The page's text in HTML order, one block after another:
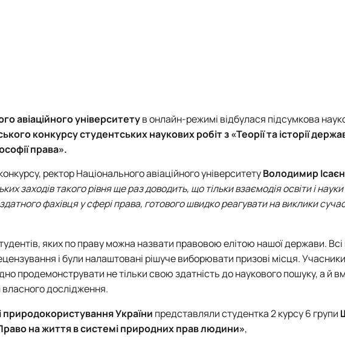
авіаційного університетув онлайн-режимі відбулася підсумкова
конкурсу студентських наукових робіт з «Теорії та історії
права».
ректор Національного авіаційного університетуВолодимир
заходів такого рівня ще раз доводить, що тільки взаємодія освіти і науки
фахівця у сфері права, готового швидко реагувати на виклики
яких по праву можна назвати правовою елітою нашої держави. Всі
і були налаштовані рішуче виборювати призові місця.
продемонструвати не тільки свою здатність до наукового пошуку, а й
дослідження.
природокористування України представляли студентка 2 курсу 6 групи
на життя в системі природних прав людини»,